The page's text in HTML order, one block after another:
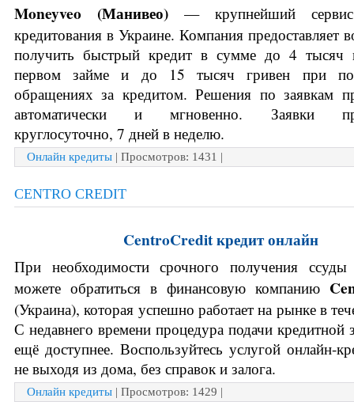
Moneyveo (Манивео) — крупнейший сервис
кредитования в Украине. Компания предоставляет
получить быстрый кредит в сумме до 4 тысяч
первом займе и до 15 тысяч гривен при
обращениях за кредитом. Решения по заявкам
автоматически и мгновенно. Заявки
круглосуточно, 7 дней в неделю.
Онлайн кредиты | Просмотров: 1431 |
CENTRO CREDIT
CentroCredit кредит онлайн
При необходимости срочного получения
можете обратиться в финансовую компанию
(Украина), которая успешно работает на рынке в
С недавнего времени процедура подачи кредитной
ещё доступнее. Воспользуйтесь услугой онлайн-
не выходя из дома, без справок и залога.
Онлайн кредиты | Просмотров: 1429 |